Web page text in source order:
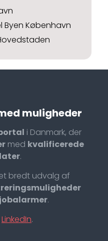
Byen København
muligheder
i Danmark, der
med kvalificerede
.
bredt udvalg af
jobalarmer.
LinkedIn.